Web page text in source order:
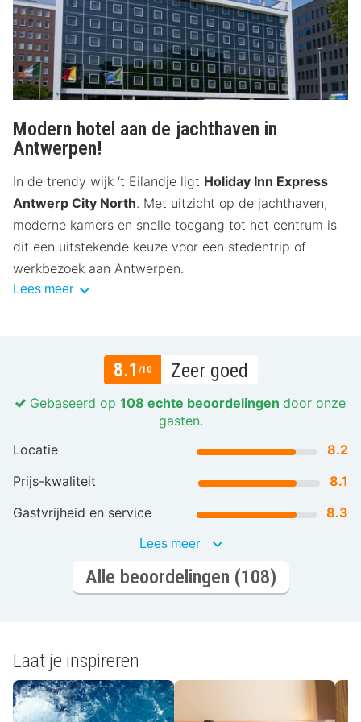
Modern hotel aan de jachthaven in
Antwerpen!
In de trendy wijk ‘t Eilandje ligt Holiday Inn Express
Antwerp City North. Met uitzicht op de jachthaven,
moderne kamers en snelle toegang tot het centrum is
dit een uitstekende keuze voor een stedentrip of
werkbezoek aan Antwerpen.
Lees meer
8.1 /10 Zeer goed
Gebaseerd op 108 echte beoordelingen door onze
gasten.
Locatie
8.2
Prijs-kwaliteit
8.1
Gastvrijheid en service
8.3
Lees meer
Alle beoordelingen (108)
Laat je inspireren